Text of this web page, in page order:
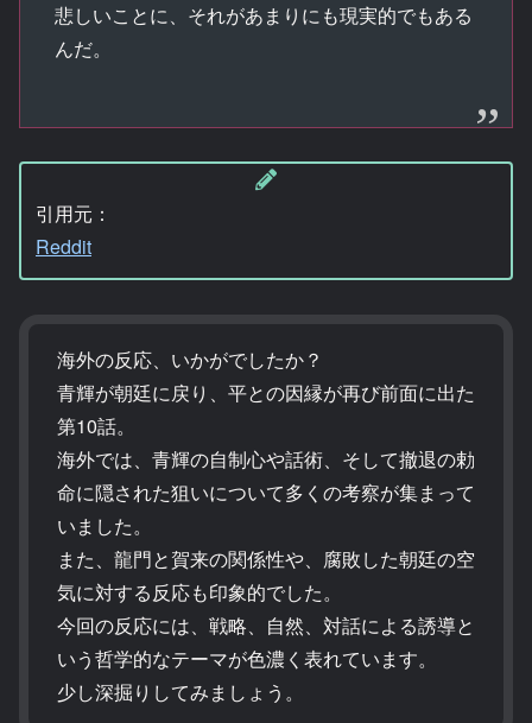
悲しいことに、それがあまりにも現実的でもある
んだ。
引用元：
Reddit
海外の反応、いかがでしたか？
青輝が朝廷に戻り、平との因縁が再び前面に出た
第10話。
海外では、青輝の自制心や話術、そして撤退の勅
命に隠された狙いについて多くの考察が集まって
いました。
また、龍門と賀来の関係性や、腐敗した朝廷の空
気に対する反応も印象的でした。
今回の反応には、戦略、自然、対話による誘導と
いう哲学的なテーマが色濃く表れています。
少し深掘りしてみましょう。